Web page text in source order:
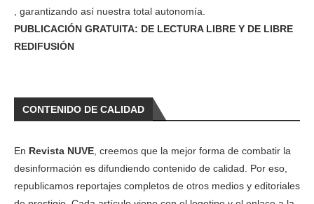
, garantizando así nuestra total autonomía.
PUBLICACIÓN GRATUITA: DE LECTURA LIBRE Y DE LIBRE
REDIFUSIÓN
CONTENIDO DE CALIDAD
En Revista NUVE , creemos que la mejor forma de combatir la
desinformación es difundiendo contenido de calidad. Por eso,
republicamos reportajes completos de otros medios y editoriales